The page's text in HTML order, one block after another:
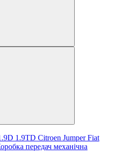
1.9TD Citroen Jumper Fiat
передач механічна